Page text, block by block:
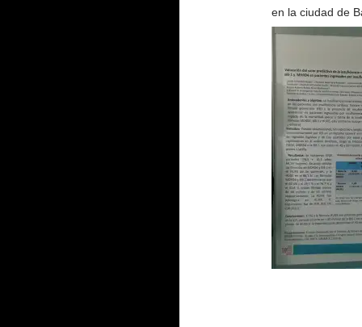
en la ciudad de